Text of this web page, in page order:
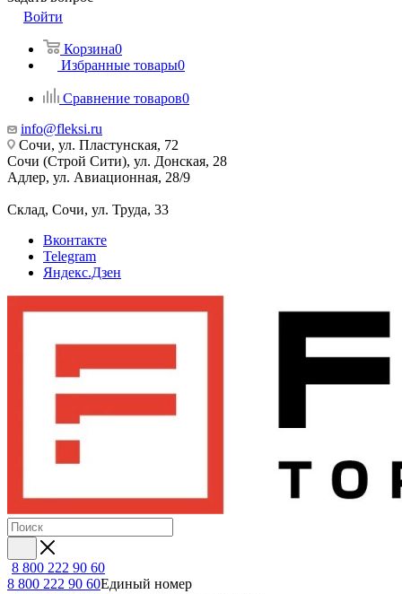
Войти
Корзина0
Избранные товары0
Сравнение товаров0
info@fleksi.ru
Сочи, ул. Пластунская, 72
Сочи (Строй Сити), ул. Донская, 28
Адлер, ул. Авиационная, 28/9
Склад, Сочи, ул. Труда, 33
Вконтакте
Telegram
Яндекс.Дзен
8 800 222 90 60
8 800 222 90 60Единый номер